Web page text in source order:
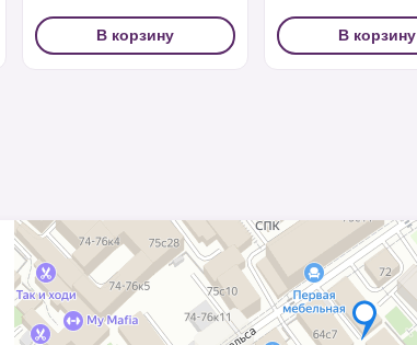
В корзину В корзину